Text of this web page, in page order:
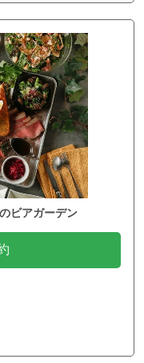
ビアガーデン